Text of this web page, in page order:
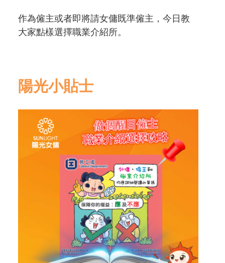
作為僱主或者即將請女傭既準僱主，今日教
大家點樣選擇職業介紹所。
陽光小貼士